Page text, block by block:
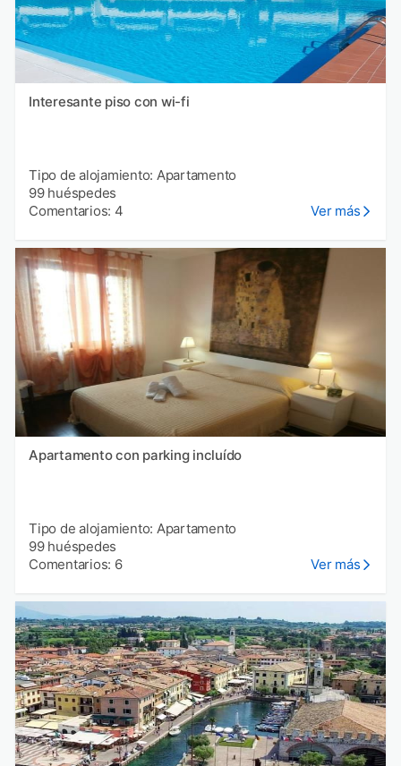
Interesante piso con wi-fi
Tipo de alojamiento: Apartamento
99 huéspedes
Comentarios: 4
Ver más
Apartamento con parking incluído
Tipo de alojamiento: Apartamento
99 huéspedes
Comentarios: 6
Ver más